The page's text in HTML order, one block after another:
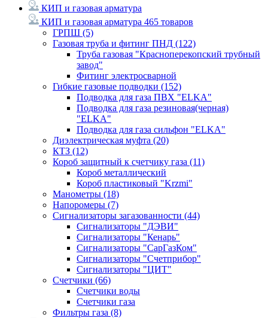
КИП и газовая арматура
КИП и газовая арматура 465 товаров
ГРПШ (5)
Газовая труба и фитинг ПНД (122)
Труба газовая "Красноперекопский трубный
завод"
Фитинг электросварной
Гибкие газовые подводки (152)
Подводка для газа ПВХ "ELKA"
Подводка для газа резиновая(черная)
"ELKA"
Подводка для газа сильфон "ELKA"
Диэлектрическая муфта (20)
КТЗ (12)
Короб защитный к счетчику газа (11)
Короб металлический
Короб пластиковый "Krzmi"
Манометры (18)
Напоромеры (7)
Сигнализаторы загазованности (44)
Сигнализаторы "ДЭВИ"
Сигнализаторы "Кенарь"
Сигнализаторы "СарГазКом"
Сигнализаторы "Счетприбор"
Сигнализаторы "ЦИТ"
Счетчики (66)
Счетчики воды
Счетчики газа
Фильтры газа (8)